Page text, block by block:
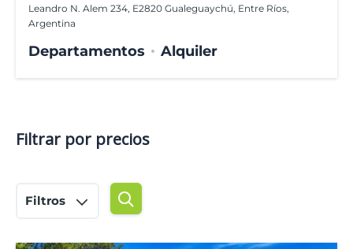
Leandro N. Alem 234, E2820 Gualeguaychú, Entre Ríos,
Argentina
Departamentos Alquiler
Filtrar por precios
Filtros